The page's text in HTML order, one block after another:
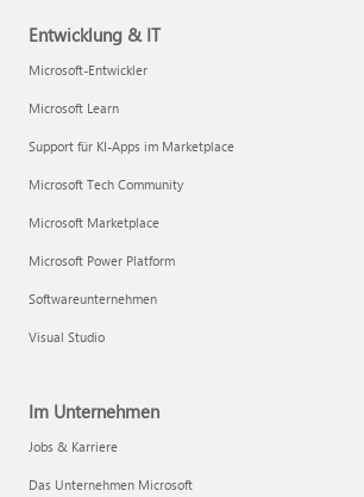
Entwicklung & IT
Microsoft-Entwickler
Microsoft Learn
Support für KI-Apps im Marketplace
Microsoft Tech Community
Microsoft Marketplace
Microsoft Power Platform
Softwareunternehmen
Visual Studio
Im Unternehmen
Jobs & Karriere
Das Unternehmen Microsoft